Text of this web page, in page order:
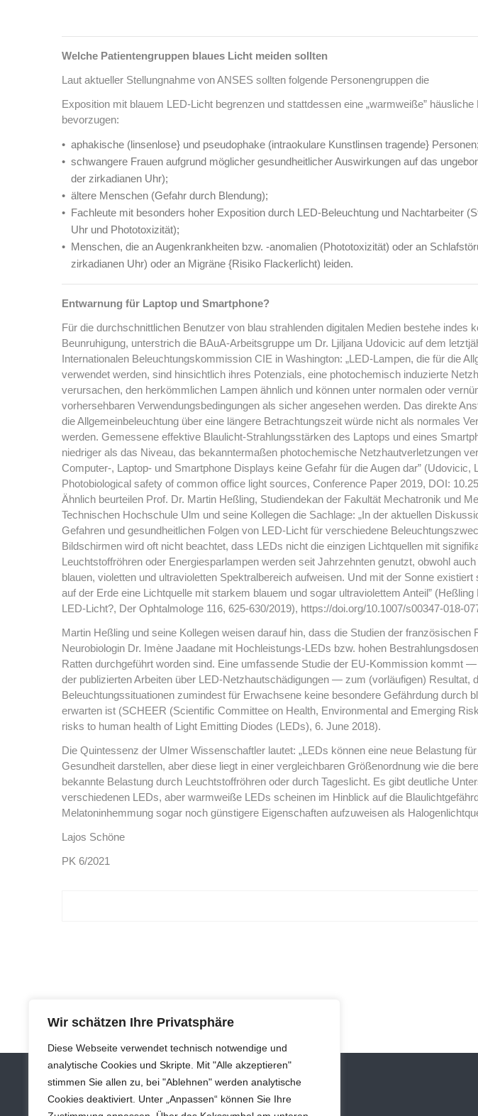
Wir schätzen Ihre Privatsphäre
Diese Webseite verwendet technisch notwendige und
analytische Cookies und Skripte. Mit "Alle akzeptieren"
stimmen Sie allen zu, bei "Ablehnen" werden analytische
Cookies deaktiviert. Unter „Anpassen“ können Sie Ihre
Welche Patientengruppen blaues Licht meiden sollten
Laut aktueller Stellungnahme von ANSES sollten folgende Personengruppen die
Exposition mit blauem LED-Licht begrenzen und stattdessen eine „warmweiße” häusliche
bevorzugen:
aphakische (linsenlose} und pseudophake (intraokulare Kunstlinsen tragende} Personen;
schwangere Frauen aufgrund möglicher gesundheitlicher Auswirkungen auf das
der zirkadianen Uhr);
ältere Menschen (Gefahr durch Blendung);
Fachleute mit besonders hoher Exposition durch LED-Beleuchtung und Nachtarbeiter
Uhr und Phototoxizität);
Menschen, die an Augenkrankheiten bzw. -anomalien (Phototoxizität) oder an
zirkadianen Uhr) oder an Migräne {Risiko Flackerlicht) leiden.
Entwarnung für Laptop und Smartphone?
Für die durchschnittlichen Benutzer von blau strahlenden digitalen Medien bestehe indes
Beunruhigung, unterstrich die BAuA-Arbeitsgruppe um Dr. Ljiljana Udovicic auf dem
Internationalen Beleuchtungskommission CIE in Washington: „LED-Lampen, die für die
verwendet werden, sind hinsichtlich ihres Potenzials, eine photochemisch induzierte
verursachen, den herkömmlichen Lampen ähnlich und können unter normalen oder
vorhersehbaren Verwendungsbedingungen als sicher angesehen werden. Das direkte
die Allgemeinbeleuchtung über eine längere Betrachtungszeit würde nicht als normales
werden. Gemessene effektive Blaulicht-Strahlungsstärken des Laptops und eines
niedriger als das Niveau, das bekanntermaßen photochemische Netzhautverletzungen
Computer-, Laptop- und Smartphone Displays keine Gefahr für die Augen dar” (Udovicic,
Photobiological safety of common office light sources, Conference Paper 2019, DOI:
Ähnlich beurteilen Prof. Dr. Martin Heßling, Studiendekan der Fakultät Mechatronik und
Technischen Hochschule Ulm und seine Kollegen die Sachlage: „In der aktuellen
Gefahren und gesundheitlichen Folgen von LED-Licht für verschiedene
Bildschirmen wird oft nicht beachtet, dass LEDs nicht die einzigen Lichtquellen mit
Leuchtstoffröhren oder Energiesparlampen werden seit Jahrzehnten genutzt, obwohl
blauen, violetten und ultravioletten Spektralbereich aufweisen. Und mit der Sonne existiert
auf der Erde eine Lichtquelle mit starkem blauem und sogar ultraviolettem Anteil”
LED-Licht?, Der Ophtalmologe 116, 625-630/2019), https://doi.org/10.1007/s00347-018-
Martin Heßling und seine Kollegen weisen darauf hin, dass die Studien der französischen
Neurobiologin Dr. Imène Jaadane mit Hochleistungs-LEDs bzw. hohen
Ratten durchgeführt worden sind. Eine umfassende Studie der EU-Kommission kommt
der publizierten Arbeiten über LED-Netzhautschädigungen — zum (vorläufigen) Resultat,
Beleuchtungssituationen zumindest für Erwachsene keine besondere Gefährdung durch
erwarten ist (SCHEER (Scientific Committee on Health, Environmental and Emerging
risks to human health of Light Emitting Diodes (LEDs), 6. June 2018).
Die Quintessenz der Ulmer Wissenschaftler lautet: „LEDs können eine neue Belastung
Gesundheit darstellen, aber diese liegt in einer vergleichbaren Größenordnung wie die
bekannte Belastung durch Leuchtstoffröhren oder durch Tageslicht. Es gibt deutliche
verschiedenen LEDs, aber warmweiße LEDs scheinen im Hinblick auf die
Melatoninhemmung sogar noch günstigere Eigenschaften aufzuweisen als
Lajos Schöne
PK 6/2021